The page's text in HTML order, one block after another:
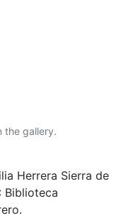
the gallery.
Herrera Sierra de
Biblioteca